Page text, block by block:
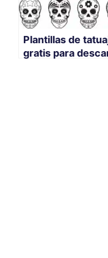
Plantillas de
gratis para